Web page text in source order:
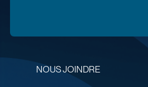
NOUS JOINDRE